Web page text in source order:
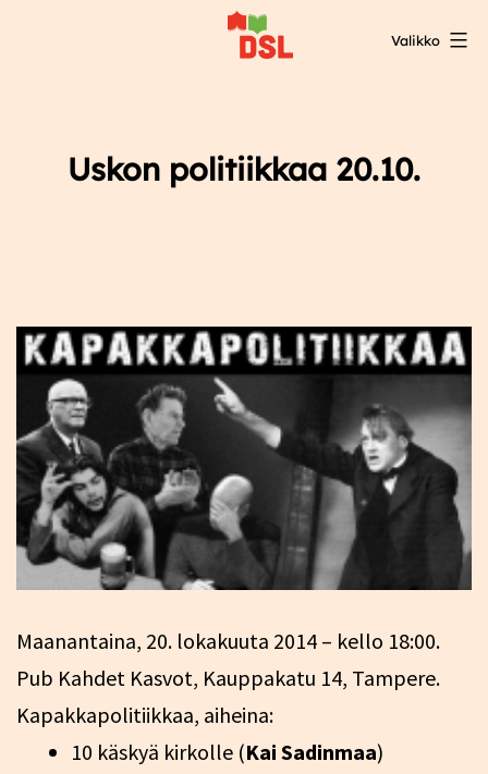
Valikko
Uskon politiikkaa 20.10.
Maanantaina, 20. lokakuuta 2014 – kello 18:00.
Pub Kahdet Kasvot, Kauppakatu 14, Tampere.
Kapakkapolitiikkaa, aiheina:
10 käskyä kirkolle (Kai Sadinmaa)